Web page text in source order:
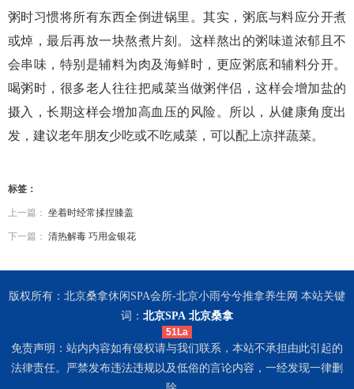
粥时习惯将所有东西全倒进锅里。其实，粥底与料应分开煮
或焯，最后再放一块熬煮片刻。这样熬出的粥味道浓郁且不
会串味，特别是辅料为肉及海鲜时，更应粥底和辅料分开。
喝粥时，很多老人往往把咸菜当做粥伴侣，这样会增加盐的
摄入，长期这样会增加高血压的风险。所以，从健康角度出
发，建议老年朋友少吃或不吃咸菜，可以配上凉拌蔬菜。
标签：
上一篇： 坐着时经常揉捏膝盖
下一篇： 清热解毒 巧用金银花
版权所有：北京桑拿休闲SPA会所-北京小雨兮兮推拿养生网 本站关键
词： 北京SPA 北京桑拿
51La
免责声明：站内内容如有侵权请与我们联系，本站不承担由此引起的
法律责任。严禁发布违法违规以及低俗的言论内容，一经发现一律删